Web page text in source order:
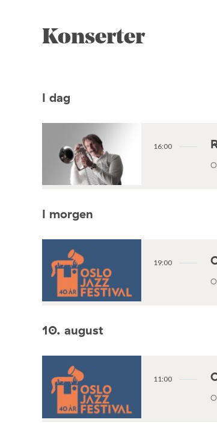
Konserter
I dag
16:00
I morgen
19:00
10. august
11:00